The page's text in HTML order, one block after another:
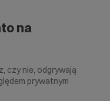
na
czy nie, odgrywają
prywatnym